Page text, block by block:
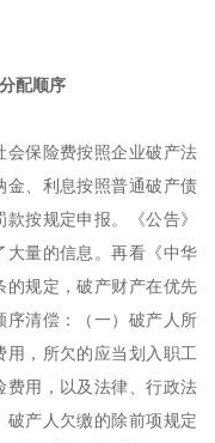
配顺序
会保险费按照企业破产法
金、利息按照普通破产债
按规定申报。《公告》
大量的信息。再看《中华
的规定，破产财产在优先
序清偿：（一）破产人所
用，所欠的应当划入职工
费用，以及法律、行政法
产人欠缴的除前项规定